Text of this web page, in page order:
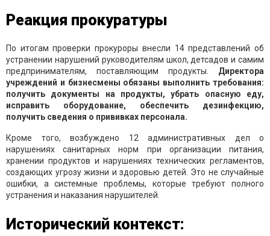
Реакция прокуратуры
По итогам проверки прокуроры внесли 14 представлений об
устранении нарушений руководителям школ, детсадов и самим
предпринимателям, поставляющим продукты. Директора
учреждений и бизнесмены обязаны выполнить требования:
получить документы на продукты, убрать опасную еду,
исправить оборудование, обеспечить дезинфекцию,
получить сведения о прививках персонала.
Кроме того, возбуждено 12 административных дел о
нарушениях санитарных норм при организации питания,
хранении продуктов и нарушениях технических регламентов,
создающих угрозу жизни и здоровью детей. Это не случайные
ошибки, а системные проблемы, которые требуют полного
устранения и наказания нарушителей.
Исторический контекст: